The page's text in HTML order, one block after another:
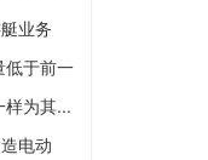
国建造价
业务
务
低于前一
前一个
样为其...
其电动
电动